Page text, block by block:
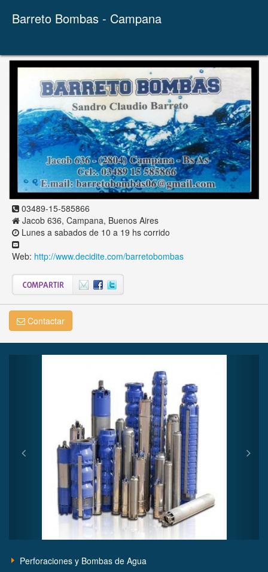
Barreto Bombas - Campana
03489-15-585866
Jacob 636, Campana, Buenos Aires
Lunes a sabados de 10 a 19 hs corrido
Web: http://www.decidite.com/barretobombas
Contactar
Perforaciones y Bombas de Agua